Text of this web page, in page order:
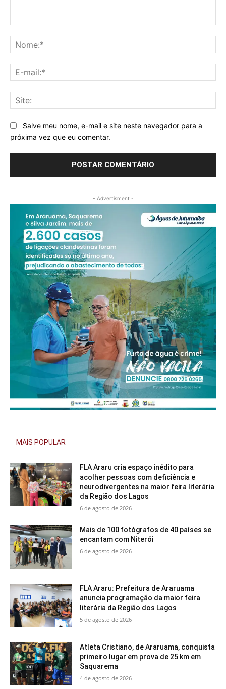
Salve meu nome, e-mail e site neste navegador para a
próxima vez que eu comentar.
- Advertisment -
MAIS POPULAR
FLA Araru cria espaço inédito para
acolher pessoas com deficiência e
neurodivergentes na maior feira literária
da Região dos Lagos
6 de agosto de 2026
Mais de 100 fotógrafos de 40 países se
encantam com Niterói
6 de agosto de 2026
FLA Araru: Prefeitura de Araruama
anuncia programação da maior feira
literária da Região dos Lagos
5 de agosto de 2026
Atleta Cristiano, de Araruama, conquista
primeiro lugar em prova de 25 km em
Saquarema
4 de agosto de 2026